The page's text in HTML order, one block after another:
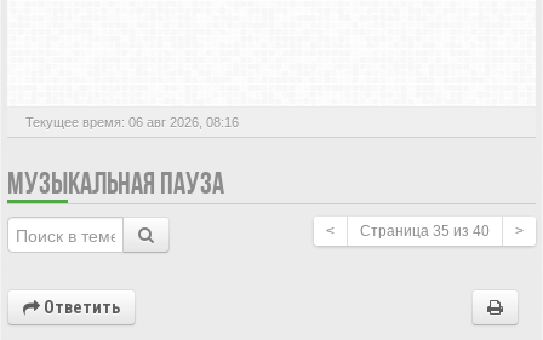
Текущее время: 06 авг 2026, 08:16
МУЗЫКАЛЬНАЯ ПАУЗА
< Страница 35 из 40 >
Ответить